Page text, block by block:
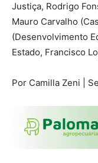
Justiça, Rodrigo
Mauro Carvalho
(Desenvolvimento
Estado, Francisco
Por Camilla Zeni |